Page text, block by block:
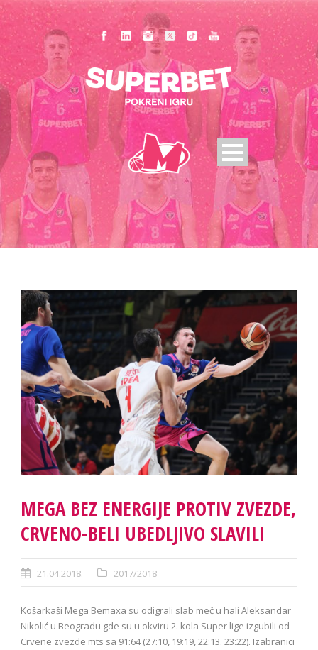
MEGA BEZ ENERGIJE PROTIV ZVEZDE,
CRVENO-BELI UBEDLJIVO SLAVILI
21.04.2018. 2017/2018
Košarkaši Mega Bemaxa su odigrali slab meč u hali Aleksandar
Nikolić u Beogradu gde su u okviru 2. kola Super lige izgubili od
Crvene zvezde mts sa 91:64 (27:10, 19:19, 22:13. 23:22). Izabranici